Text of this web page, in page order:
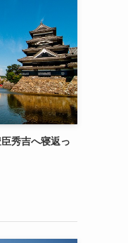
秀吉へ寝返っ